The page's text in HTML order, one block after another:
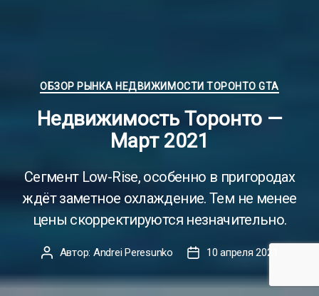
Рубрики
ОБЗОР РЫНКА НЕДВИЖИМОСТИ ТОРОНТО GTA
Недвижимость Торонто —
Март 2021
Сегмент Low-Rise, особенно в пригородах
ждёт заметное охлаждение. Тем не менее
цены скорректируются незначительно.
АвторАвтор: Andrei Peresunko
Дата10 апреля 2021